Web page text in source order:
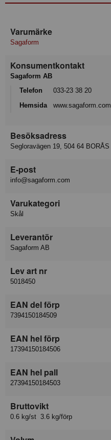
Varumärke
Sagaform
Konsumentkontakt
Sagaform AB
Telefon
033-23 38 20
Hemsida
www.sagaform.com
Besöksadress
Segloravägen 19, 504 64 BORÅS
E-post
info@sagaform.com
Varukategori
Skål
Leverantör
Sagaform AB
Lev art nr
5018450
EAN del förp
7394150184509
EAN hel förp
17394150184506
EAN hel pall
27394150184503
Bruttovikt
0.6 kg/st 3.6 kg/förp